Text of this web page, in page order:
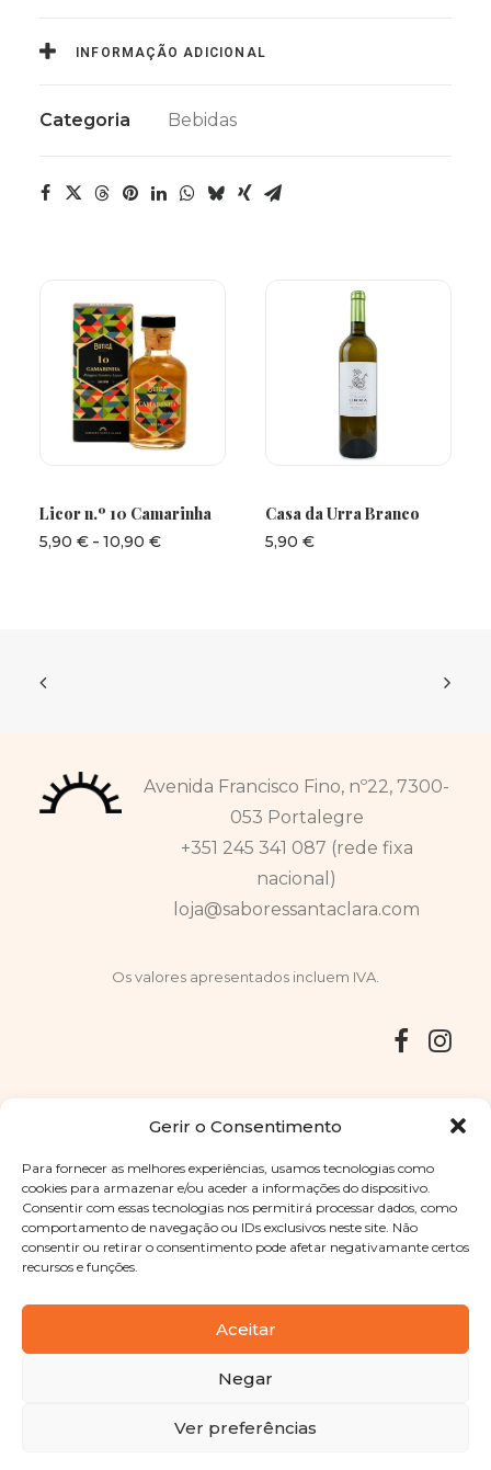
Gerir o Consentimento
Para fornecer as melhores experiências, usamos tecnologias como
cookies para armazenar e/ou aceder a informações do dispositivo.
Consentir com essas tecnologias nos permitirá processar dados, como
comportamento de navegação ou IDs exclusivos neste site. Não
consentir ou retirar o consentimento pode afetar negativamante certos
recursos e funções.
Aceitar
Negar
Ver preferências
INFORMAÇÃO ADICIONAL
Categoria Bebidas
tem
várias
na
Licor n.º 10 Camarinha
5,90 € - 10,90 €
Casa da Urra Branco
5,90 €
Avenida Francisco Fino, nº22, 7300-
053 Portalegre
+351 245 341 087 (rede fixa
nacional)
loja@saboressantaclara.com
Os valores apresentados incluem IVA.
Copyright © 2025 Sabores Santa Clara
. Todos os direitos
reservadosPolítica de Privacidade |Termos e condições
Designed byShift Your Branding Agency